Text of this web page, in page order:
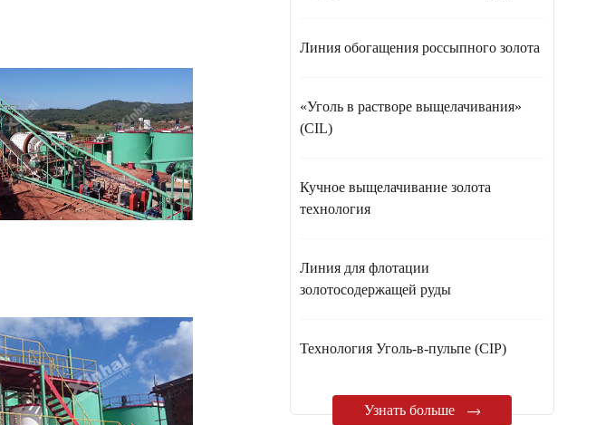
Линия обогащения россыпного золота
«Уголь в растворе выщелачивания»
(CIL)
Кучное выщелачивание золота
технология
Линия для флотации
золотосодержащей руды
Технология Уголь-в-пульпе (CIP)
Узнать больше